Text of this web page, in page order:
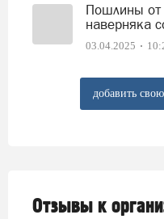
Пошлины от
наверняка
03.04.2025
добавить
Отзывы к